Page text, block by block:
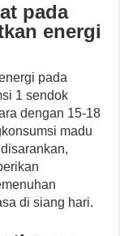
pada
energi
pada
1 sendok
dengan 15-18
madu
di siang hari.